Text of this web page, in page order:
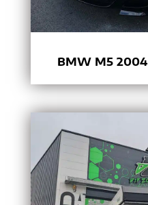
BMW M5 2004